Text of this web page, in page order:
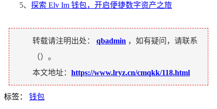
5、 探索 Elv Im 钱包，开启便捷数字资产之旅
转载请注明出处： qbadmin ，如有疑问，请联系
（）。
本文地址： https://www.lryz.cn/cmqkk/118.html
标签： 钱包